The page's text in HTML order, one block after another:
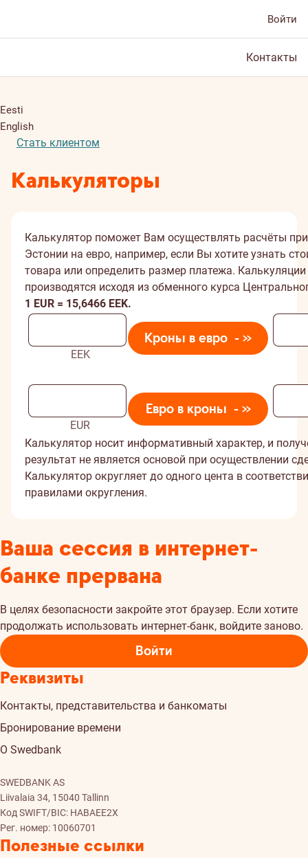
Войти
Контакты
Eesti
English
Стать клиентом
Калькуляторы
Калькулятор поможет Вам осуществлять расчёты
Эстонии на евро, например, если Вы хотите узнать
товара или определить размер платежа. Калькуляции
производятся исходя из обменного курса
1 EUR = 15,6466 EEK.
EEK
EUR
Калькулятор носит информативный характер, и
результат не является основой при осуществлении
Калькулятор округляет до одного цента в
правилами округления.
Ваша сессия в интернет-
банке прервана
В целях безопасности закройте этот браузер. Если хотите
продолжать использовать интернет-банк, войдите заново.
Войти
Реквизиты
Контакты, представительства и банкоматы
Бронирование времени
О Swedbank
SWEDBANK AS
Liivalaia 34, 15040 Tallinn
Код SWIFT/BIC: HABAEE2X
Рег. номер: 10060701
Полезные ссылки